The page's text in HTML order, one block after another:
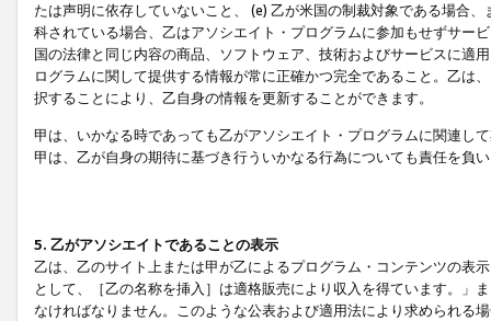
たは声明に依存していないこと、 (e) 乙が米国の制裁対象である場合
科されている場合、乙はアソシエイト・プログラムに参加もせずサー
国の法律と同じ内容の商品、ソフトウェア、技術およびサービスに適
ログラムに関して提供する情報が常に正確かつ完全であること。乙は
択することにより、乙自身の情報を更新することができます。
甲は、いかなる時であっても乙がアソシエイト・プログラムに関連し
甲は、乙が自身の期待に基づき行ういかなる行為についても責任を負
5. 乙がアソシエイトであることの表示
乙は、乙のサイト上または甲が乙によるプログラム・コンテンツの表
として、［乙の名称を挿入］は適格販売により収入を得ています。」
なければなりません。このような公表および適用法により求められる